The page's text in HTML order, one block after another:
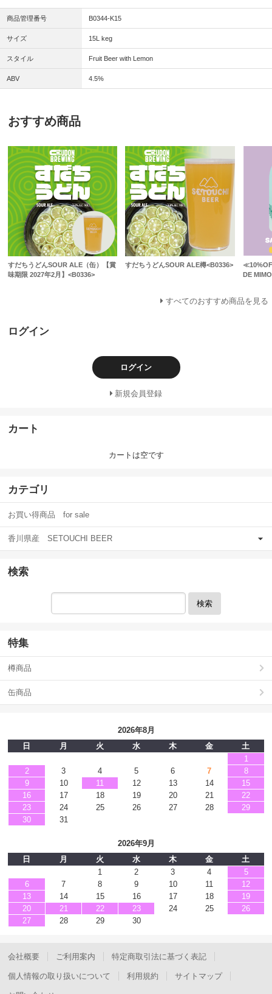
商品管理番号 B0344-K15
サイズ 15L keg
スタイル Fruit Beer with Lemon
ABV 4.5%
おすすめ商品
すだちうどんSOUR ALE（缶）【賞
味期限 2027年2月】<B0336>
すだちうどんSOUR ALE樽<B0336>
DE
すべてのおすすめ商品を見る
ログイン
ログイン
新規会員登録
カート
カートは空です
カテゴリ
お買い得商品 for sale
香川県産 SETOUCHI BEER
検索
検索
特集
樽商品
缶商品
2026年8月
日
月 火 水 木 金
土
1
2
3 4 5 6 7
8
9
10 11 12 13 14
15
16
17 18 19 20 21
22
23
24 25 26 27 28
29
30
31
2026年9月
日
月 火 水 木 金
土
1
2 3 4
5
6
7 8 9 10 11
12
13
14 15 16 17 18
19
20
21 22 23 24 25
26
27
28 29 30
会社概要 ご利用案内 特定商取引法に基づく表記
個人情報の取り扱いについて 利用規約 サイトマップ